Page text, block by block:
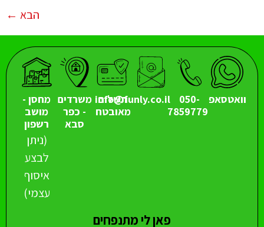
הבא ←
וואטסאפ
050-
7859779
info@funly.co.il
תשלום
מאובטח
משרדים
- כפר
סבא
מחסן -
מושב
רשפון
(ניתן
לבצע
איסוף
עצמי)
פאן לי מתנפחים